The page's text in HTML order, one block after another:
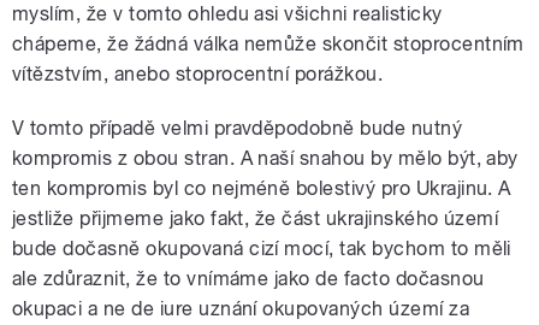
myslím, že v tomto ohledu asi všichni realisticky
chápeme, že žádná válka nemůže skončit stoprocentním
vítězstvím, anebo stoprocentní porážkou.
V tomto případě velmi pravděpodobně bude nutný
kompromis z obou stran. A naší snahou by mělo být, aby
ten kompromis byl co nejméně bolestivý pro Ukrajinu. A
jestliže přijmeme jako fakt, že část ukrajinského území
bude dočasně okupovaná cizí mocí, tak bychom to měli
ale zdůraznit, že to vnímáme jako de facto dočasnou
okupaci a ne de iure uznání okupovaných území za